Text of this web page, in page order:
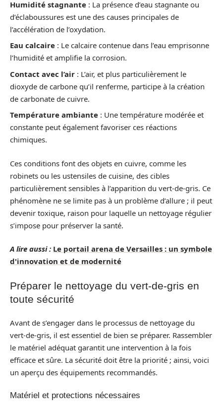
Humidité stagnante : La présence d’eau stagnante ou
d’éclaboussures est une des causes principales de
l’accélération de l’oxydation.
Eau calcaire : Le calcaire contenue dans l’eau emprisonne
l’humidité et amplifie la corrosion.
Contact avec l’air : L’air, et plus particulièrement le
dioxyde de carbone qu’il renferme, participe à la création
de carbonate de cuivre.
Température ambiante : Une température modérée et
constante peut également favoriser ces réactions
chimiques.
Ces conditions font des objets en cuivre, comme les
robinets ou les ustensiles de cuisine, des cibles
particulièrement sensibles à l’apparition du vert-de-gris. Ce
phénomène ne se limite pas à un problème d’allure ; il peut
devenir toxique, raison pour laquelle un nettoyage régulier
s’impose pour préserver la santé.
A lire aussi : Le portail arena de Versailles : un symbole
d'innovation et de modernité
Préparer le nettoyage du vert-de-gris en
toute sécurité
Avant de s’engager dans le processus de nettoyage du
vert-de-gris, il est essentiel de bien se préparer. Rassembler
le matériel adéquat garantit une intervention à la fois
efficace et sûre. La sécurité doit être la priorité ; ainsi, voici
un aperçu des équipements recommandés.
Matériel et protections nécessaires